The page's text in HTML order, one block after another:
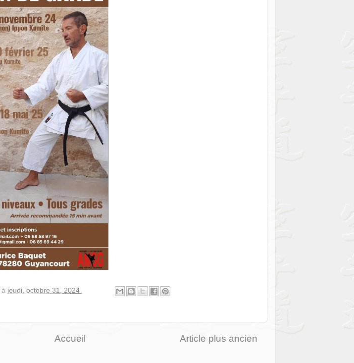
à jeudi, octobre 31, 2024
Article plus ancien
Accueil